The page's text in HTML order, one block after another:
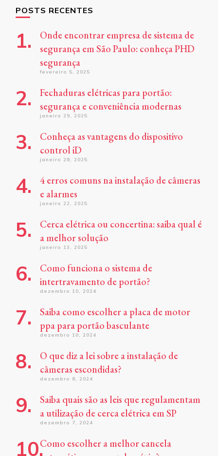
POSTS RECENTES
Onde encontrar empresa de sistema de
segurança em São Paulo: conheça PHD
segurança
fevereiro 5, 2025
Fechaduras elétricas para portão:
segurança e conveniência modernas
janeiro 29, 2025
Conheça as vantagens do dispositivo
control iD
janeiro 28, 2025
4 erros comuns na instalação de câmeras
e alarmes
janeiro 22, 2025
Cerca elétrica ou concertina: saiba qual é
a melhor solução
janeiro 13, 2025
Como funciona o sistema de
intertravamento de portão?
dezembro 10, 2024
Saiba como escolher a placa de motor
ppa para portão basculante
dezembro 10, 2024
O que diz a lei sobre a instalação de
câmeras escondidas?
dezembro 8, 2024
Saiba quais são as leis que regulamentam
a utilização de cerca elétrica em SP
dezembro 7, 2024
Como escolher a melhor cancela